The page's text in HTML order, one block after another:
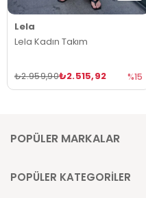
Lela
Lela Kadın Takım
₺2.515,92
₺2.959,90 %15
POPÜLER MARKALAR
POPÜLER KATEGORİLER